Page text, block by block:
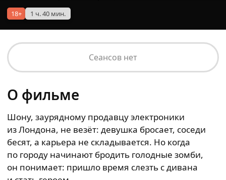
18+ 1 ч. 40 мин.
Сеансов нет
О фильме
Шону, заурядному продавцу электроники
из Лондона, не везёт: девушка бросает, соседи
бесят, а карьера не складывается. Но когда
по городу начинают бродить голодные зомби,
он понимает: пришло время слезть с дивана